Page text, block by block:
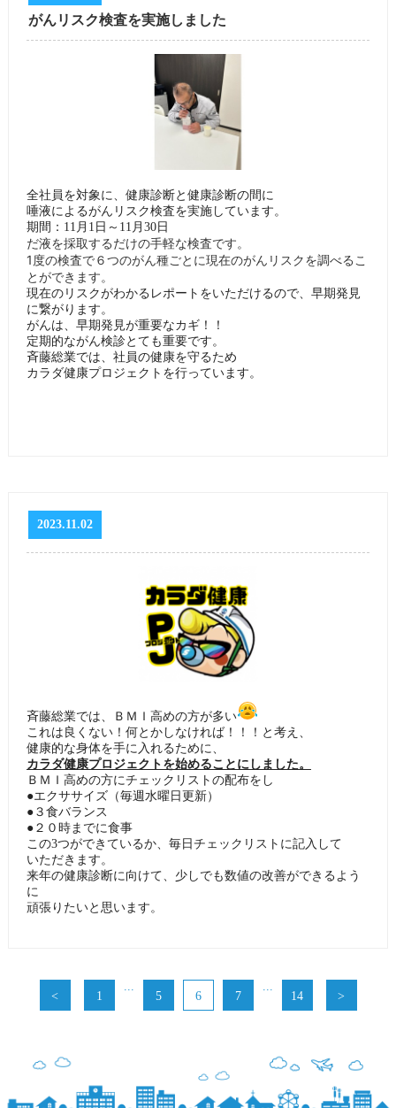
がんリスク検査を実施しました
全社員を対象に、健康診断と健康診断の間に
唾液によるがんリスク検査を実施しています。
期間：11月1日～11月30日
だ液を採取するだけの手軽な検査です。
1度の検査で６つのがん種ごとに現在のがんリスクを調べるこ
とができます。
現在のリスクがわかるレポートをいただけるので、早期発見
に繋がります。
がんは、早期発見が重要なカギ！！
定期的ながん検診とても重要です。
斉藤総業では、社員の健康を守るため
カラダ健康プロジェクトを行っています。
2023.11.02
斉藤総業では、ＢＭＩ高めの方が多い
これは良くない！何とかしなければ！！！と考え、
健康的な身体を手に入れるために、
カラダ健康プロジェクトを始めることにしました。
ＢＭＩ高めの方にチェックリストの配布をし
●エクササイズ（毎週水曜日更新）
●３食バランス
●２０時までに食事
この3つができているか、毎日チェックリストに記入して
いただきます。
来年の健康診断に向けて、少しでも数値の改善ができるよう
に
頑張りたいと思います。
< 1 5 6 7 14 >